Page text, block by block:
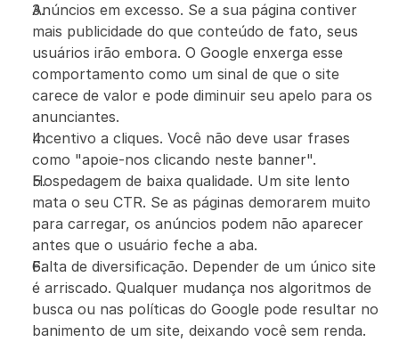
Anúncios em excesso. Se a sua página contiver
mais publicidade do que conteúdo de fato, seus
usuários irão embora. O Google enxerga esse
comportamento como um sinal de que o site
carece de valor e pode diminuir seu apelo para os
anunciantes.
Incentivo a cliques. Você não deve usar frases
como "apoie-nos clicando neste banner".
Hospedagem de baixa qualidade. Um site lento
mata o seu CTR. Se as páginas demorarem muito
para carregar, os anúncios podem não aparecer
antes que o usuário feche a aba.
Falta de diversificação. Depender de um único site
é arriscado. Qualquer mudança nos algoritmos de
busca ou nas políticas do Google pode resultar no
banimento de um site, deixando você sem renda.